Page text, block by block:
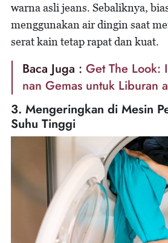
warna asli jeans. Sebaliknya,
menggunakan air dingin saat
serat kain tetap rapat dan kuat.
Baca Juga : Get The Look:
nan Gemas untuk Liburan
3. Mengeringkan di Mesin
Suhu Tinggi